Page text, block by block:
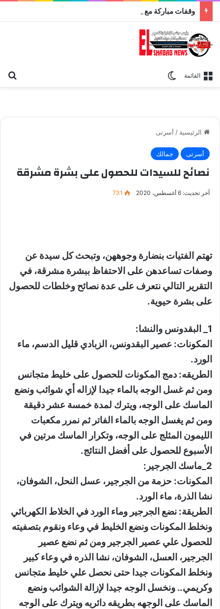
القائمة
الرئيسية / أسرتى
أسرتى جمالك
نصائح للسيدات للحصول على بشرة مشرقة
آخر تحديث: 6 أغسطس، 2020 731
تهتم الفتيات بنضارة وجوههن، وتبحث كل سيدة عن
وصفات تساعدهن على الاحتفاظ ببشرة مشرقة، في
التقرير التالي نتعرف على عدة نصائح وخلطات للحصول
على بشرة حيوية.
1_ البقدونس والنشا:
المكونات: عصير البقدونس، الزبادي قليل الدسم، ماء
الورد.
الطريقه: دمج المكونات للحصول على خليط متجانس
ومن ثم غسل الوجه بالماء جيدا لإزاله أي شوائب ونضع
الماسك على الوجه، ويترك لمدة خمسة عشر دقيقة
ومن ثم يغسل الوجه بالماء الفاتر ثم نمرر مكعبات
الليمون المثلج على الوجه، وتكرار الماسك مرتين في
الأسبوع للحصول على أفضل النتائج.
2_ماسك الجرجير:
المكونات: حزمة من الجرجير، عسل النحل، الشوفان،
نشا الذرة، ماء الورد.
الطريقة: نضع الجرجير وماء الورد في الخلاط الكهربائي
ونخلط المكونات ونضع الخليط في وعاء ونقوم بتصفيته
للحصول علي عصير الجرجير ومن ثم نضع عصير
الجرجير، العسل، الشوفان، نشا الذره في وعاء كبير
ونخلط المكونات جيدا حتى نحصل علي خليط متجانس
وكريمي.. ونخسل الوجه جيدا لإزالة الشوائب ونضع
الماسك على الوجهه بطريقه دائريه ويترك على الوجه